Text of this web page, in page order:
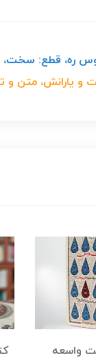
نویسنده: سید ابن طاووس
و یارانش، متن و
واسعه